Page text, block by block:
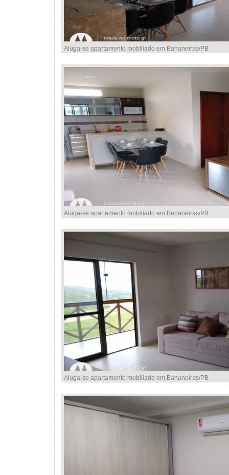
Aluga-se apartamento mobiliado em Bananeiras/PB
Aluga-se apartamento mobiliado em Bananeiras/PB
Aluga-se apartamento mobiliado em Bananeiras/PB